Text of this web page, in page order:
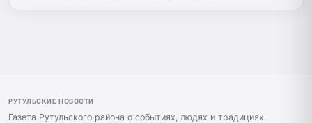
РУТУЛЬСКИЕ НОВОСТИ
Газета Рутульского района о событиях, людях и традициях